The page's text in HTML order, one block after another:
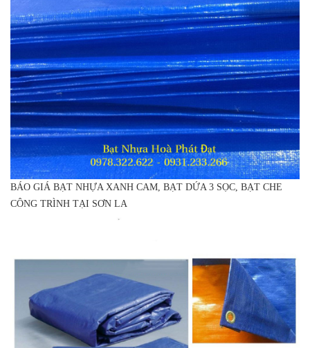
BÁO GIÁ BẠT NHỰA XANH CAM, BẠT DỨA 3 SỌC, BẠT CHE
CÔNG TRÌNH TẠI SƠN LA